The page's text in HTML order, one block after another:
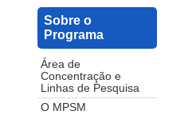
Sobre o
Programa
Área de
Concentração e
Linhas de Pesquisa
O MPSM